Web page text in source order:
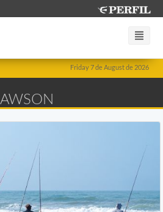
Friday 7 de August de 2026